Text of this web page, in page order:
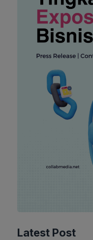
Latest Post